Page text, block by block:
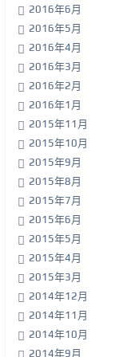
2016年6月
2016年5月
2016年4月
2016年3月
2016年2月
2016年1月
2015年11月
2015年10月
2015年9月
2015年8月
2015年7月
2015年6月
2015年5月
2015年4月
2015年3月
2014年12月
2014年11月
2014年10月
2014年9月